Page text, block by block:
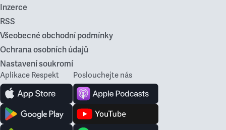
Inzerce
RSS
Všeobecné obchodní podmínky
Ochrana osobních údajů
Nastavení soukromí
Aplikace Respekt Poslouchejte nás